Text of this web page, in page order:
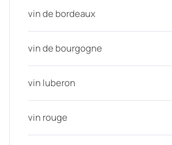
vin de bordeaux
vin de bourgogne
vin luberon
vin rouge